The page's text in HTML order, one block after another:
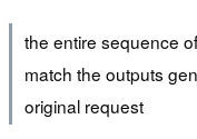
the entire sequence
match the outputs
original request